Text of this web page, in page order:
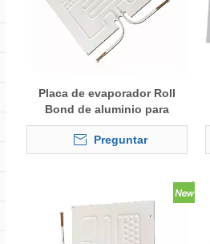
Placa de evaporador Roll
Bond de aluminio para
refrigerador
Preguntar